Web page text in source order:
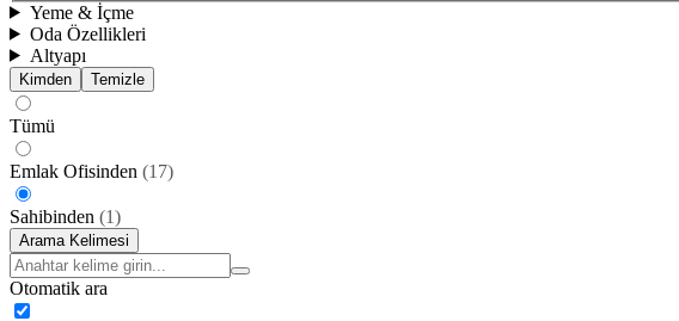
Yeme & İçme
Oda Özellikleri
Altyapı
Kimden Temizle
Tümü
Emlak Ofisinden (17)
Sahibinden (1)
Arama Kelimesi
Otomatik ara